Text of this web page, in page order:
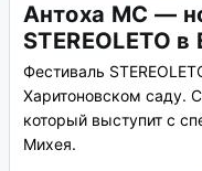
Антоха МС —
STEREOLETO
Фестиваль
Харитоновском саду.
который выступит с
Михея.